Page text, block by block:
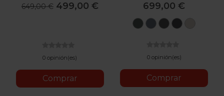
649,00 € 499,00 €
0 opinión(es)
Comprar
699,00 €
U78U79U82
0 opinión(es)
Comprar